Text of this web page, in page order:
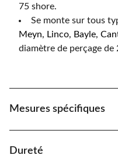
75 shore.
Se monte sur tous
Meyn, Linco, Bayle,
diamètre de perçage de
Mesures spécifiques
Dureté